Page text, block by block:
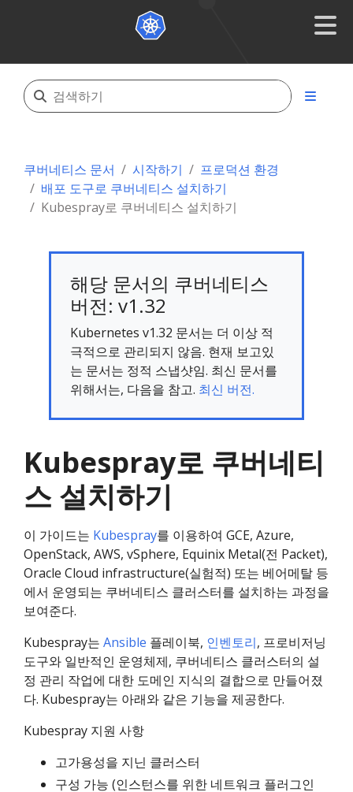
쿠버네티스 문서 시작하기
프로덕션 환경
배포 도구로 쿠버네티스 설치하기
Kubespray로 쿠버네티스 설치하기
해당 문서의 쿠버네티스
버전: v1.32
Kubernetes v1.32 문서는 더 이상 적
극적으로 관리되지 않음. 현재 보고있
는 문서는 정적 스냅샷임. 최신 문서를
위해서는, 다음을 참고. 최신 버전.
Kubespray로 쿠버네티
스 설치하기
이 가이드는 Kubespray를 이용하여 GCE, Azure,
OpenStack, AWS, vSphere, Equinix Metal(전 Packet),
Oracle Cloud infrastructure(실험적) 또는 베어메탈 등
에서 운영되는 쿠버네티스 클러스터를 설치하는 과정을
보여준다.
Kubespray는 Ansible 플레이북, 인벤토리, 프로비저닝
도구와 일반적인 운영체제, 쿠버네티스 클러스터의 설
정 관리 작업에 대한 도메인 지식의 결합으로 만들어졌
다. Kubespray는 아래와 같은 기능을 제공한다.
Kubespray 지원 사항
고가용성을 지닌 클러스터
구성 가능 (인스턴스를 위한 네트워크 플러그인